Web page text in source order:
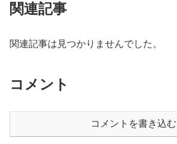
関連記事
関連記事は見つかりませんでした。
コメント
コメントを書き込む